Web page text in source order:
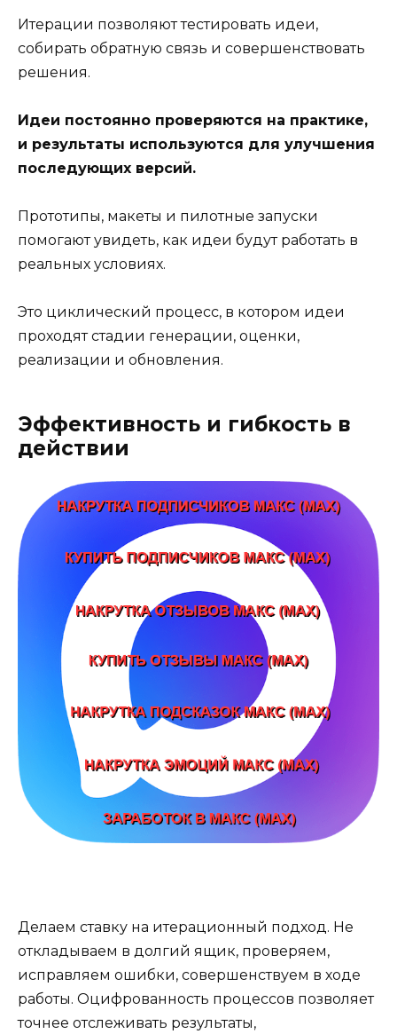
Итерации позволяют тестировать идеи,
собирать обратную связь и совершенствовать
решения.
Идеи постоянно проверяются на практике,
и результаты используются для улучшения
последующих версий.
Прототипы, макеты и пилотные запуски
помогают увидеть, как идеи будут работать в
реальных условиях.
Это циклический процесс, в котором идеи
проходят стадии генерации, оценки,
реализации и обновления.
Эффективность и гибкость в
действии
Делаем ставку на итерационный подход. Не
откладываем в долгий ящик, проверяем,
исправляем ошибки, совершенствуем в ходе
работы. Оцифрованность процессов позволяет
точнее отслеживать результаты,